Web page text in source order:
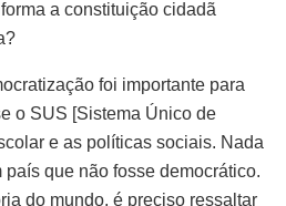
a constituição cidadã
foi importante para
o SUS [Sistema Único de
e as políticas sociais. Nada
que não fosse democrático.
do mundo, é preciso ressaltar